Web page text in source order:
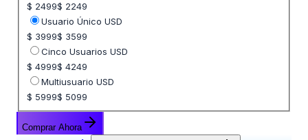
$ 2499$ 2249
Usuario Único USD
$ 3999$ 3599
Cinco Usuarios USD
$ 4999$ 4249
Multiusuario USD
$ 5999$ 5099
Comprar Ahora